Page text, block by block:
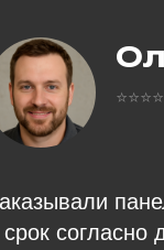
срок согласно